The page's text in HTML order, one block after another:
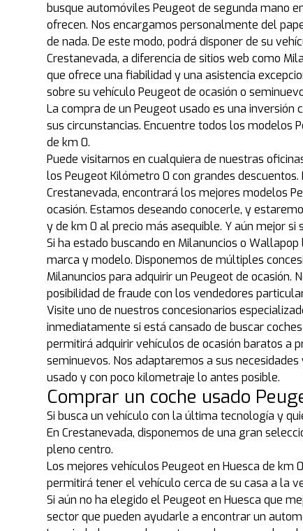
busque automóviles Peugeot de segunda mano
ofrecen. Nos encargamos personalmente del
de nada. De este modo, podrá disponer de su
Crestanevada, a diferencia de sitios web como
que ofrece una fiabilidad y una asistencia
sobre su vehículo Peugeot de ocasión o
La compra de un Peugeot usado es una
sus circunstancias. Encuentre todos los modelos
de km 0.
Puede visitarnos en cualquiera de nuestras
los Peugeot Kilómetro 0 con grandes
Crestanevada, encontrará los mejores modelos
ocasión. Estamos deseando conocerle, y
y de km 0 al precio más asequible. Y aún mejor
Si ha estado buscando en Milanuncios o
marca y modelo. Disponemos de múltiples
Milanuncios para adquirir un Peugeot de ocasión.
posibilidad de fraude con los vendedores
Visite uno de nuestros concesionarios
inmediatamente si está cansado de buscar
permitirá adquirir vehículos de ocasión baratos a
seminuevos. Nos adaptaremos a sus
usado y con poco kilometraje lo antes posible.
Comprar un coche usado
Si busca un vehículo con la última tecnología y
En Crestanevada, disponemos de una gran
pleno centro.
Los mejores vehículos Peugeot en Huesca de
permitirá tener el vehículo cerca de su casa a la
Si aún no ha elegido el Peugeot en Huesca que
sector que pueden ayudarle a encontrar un